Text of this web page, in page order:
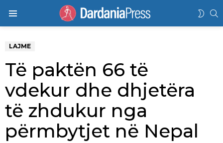
LAJME
Të paktën 66 të
vdekur dhe dhjetëra
të zhdukur nga
përmbytjet në Nepal